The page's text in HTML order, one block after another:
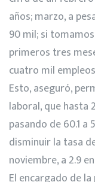
años; marzo, a
90 mil; si
primeros tres
cuatro mil
Esto, aseguró,
laboral, que hasta
pasando de 60.1 a
disminuir la tasa
noviembre, a 2.9